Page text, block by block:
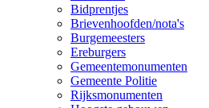
Bidprentjes
Brievenhoofden/nota's
Burgemeesters
Ereburgers
Gemeentemonumenten
Gemeente Politie
Rijksmonumenten